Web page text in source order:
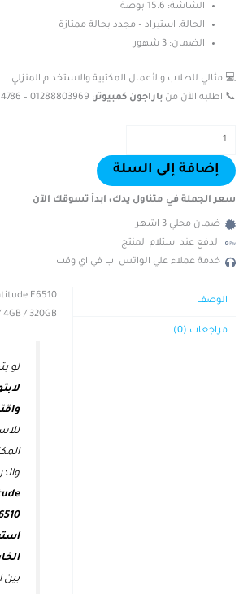
الشاشة: 15.6 بوصة
الحالة: استيراد – مجدد بحالة ممتازة
الضمان: 3 شهور
💻 مثالي للطلاب والأعمال المكتبية والاستخدام المنزلي.
📞 اطلبه الآن من باراجون كمبيوتر: 01288803969 – 01008054786
إضافة إلى السلة
سعر الجملة في متناول يدك، ابدأ تسوقك الآن
ضمان محلي 3 اشهر
الدفع عند استلام المنتج
خدمة عملاء علي الواتس اب في اي وقت
الوصف
مراجعات (0)
4GB / 320GB
لو
بين